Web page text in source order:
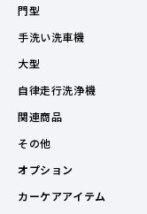
門型
手洗い洗車機
大型
自律走行洗浄機
関連商品
その他
オプション
カーケアアイテム